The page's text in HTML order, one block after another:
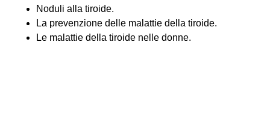
Noduli alla tiroide.
La prevenzione delle malattie della tiroide.
Le malattie della tiroide nelle donne.